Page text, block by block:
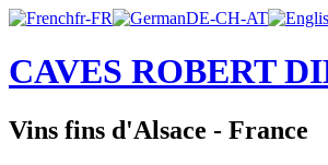
CAVES ROBERT
Vins fins d'Alsace - France